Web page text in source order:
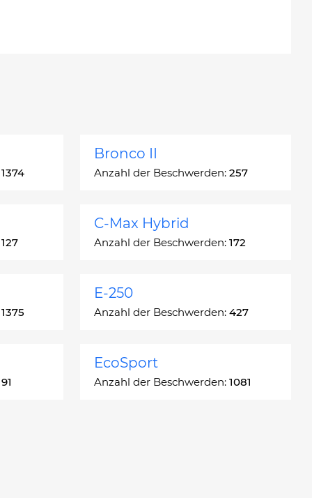
1374
Bronco II
Anzahl der Beschwerden: 257
127
C-Max Hybrid
Anzahl der Beschwerden: 172
1375
E-250
Anzahl der Beschwerden: 427
91
EcoSport
Anzahl der Beschwerden: 1081